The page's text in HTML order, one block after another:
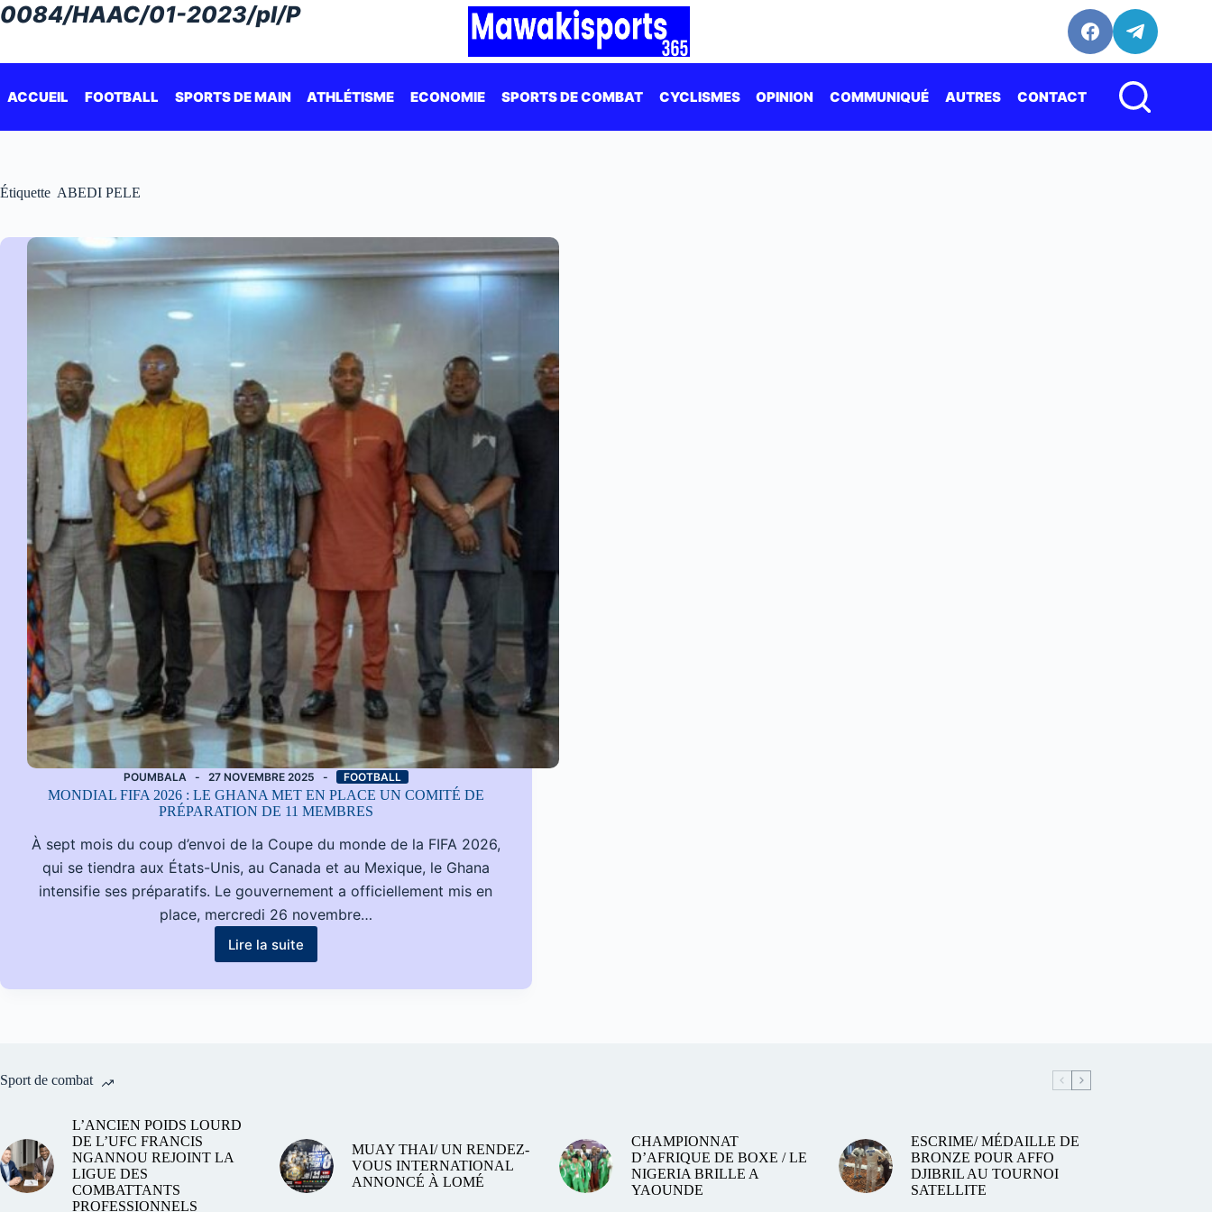
Passer
au
0084/HAAC/01-2023/pl/P
ACCUEIL FOOTBALL SPORTS DE MAIN ATHLÉTISME ECONOMIE SPORTS DE COMBAT CYCLISMES OPINION COMMUNIQUÉ AUTRES CONTACT
Étiquette ABEDI PELE
POUMBALA 27 NOVEMBRE 2025 FOOTBALL
MONDIAL FIFA 2026 : LE GHANA MET EN PLACE UN COMITÉ DE
PRÉPARATION DE 11 MEMBRES
À sept mois du coup d’envoi de la Coupe du monde de la FIFA 2026,
qui se tiendra aux États-Unis, au Canada et au Mexique, le Ghana
intensifie ses préparatifs. Le gouvernement a officiellement mis en
place, mercredi 26 novembre…
Lire la suite
MONDIAL
2026
PRÉPARATION
DE
Sport de combat
L’ANCIEN POIDS LOURD
DE L’UFC FRANCIS
NGANNOU REJOINT LA
LIGUE DES
COMBATTANTS
PROFESSIONNELS
MUAY THAI/ UN RENDEZ-
VOUS INTERNATIONAL
ANNONCÉ À LOMÉ
CHAMPIONNAT
D’AFRIQUE DE BOXE / LE
NIGERIA BRILLE A
YAOUNDE
ESCRIME/ MÉDAILLE DE
BRONZE POUR AFFO
DJIBRIL AU TOURNOI
SATELLITE